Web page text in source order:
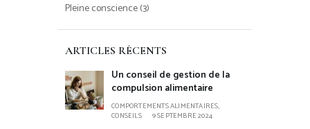
Pleine conscience(3)
ARTICLES RÉCENTS
Un conseil de gestion de la
compulsion alimentaire
COMPORTEMENTS ALIMENTAIRES,
CONSEILS
9 SEPTEMBRE 2024